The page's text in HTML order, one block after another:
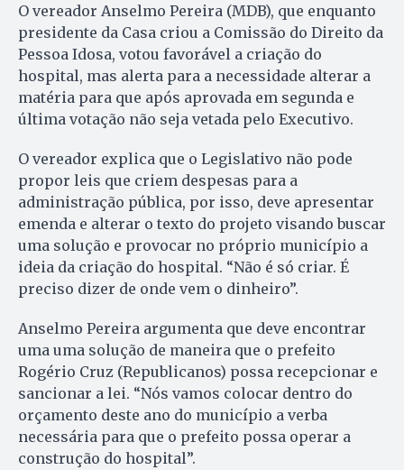
O vereador Anselmo Pereira (MDB), que enquanto
presidente da Casa criou a Comissão do Direito da
Pessoa Idosa, votou favorável a criação do
hospital, mas alerta para a necessidade alterar a
matéria para que após aprovada em segunda e
última votação não seja vetada pelo Executivo.
O vereador explica que o Legislativo não pode
propor leis que criem despesas para a
administração pública, por isso, deve apresentar
emenda e alterar o texto do projeto visando buscar
uma solução e provocar no próprio município a
ideia da criação do hospital. “Não é só criar. É
preciso dizer de onde vem o dinheiro”.
Anselmo Pereira argumenta que deve encontrar
uma uma solução de maneira que o prefeito
Rogério Cruz (Republicanos) possa recepcionar e
sancionar a lei. “Nós vamos colocar dentro do
orçamento deste ano do município a verba
necessária para que o prefeito possa operar a
construção do hospital”.